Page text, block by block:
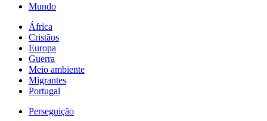
Mundo
África
Cristãos
Europa
Guerra
Meio ambiente
Migrantes
Portugal
Perseguição